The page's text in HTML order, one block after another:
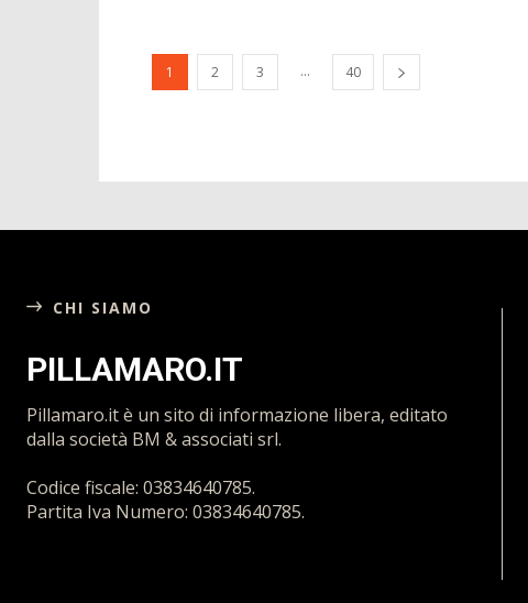
1 2 3 ... 40
CHI SIAMO
PILLAMARO.IT
Pillamaro.it è un sito di informazione libera, editato
dalla società BM & associati srl.
Codice fiscale: 03834640785.
Partita Iva Numero: 03834640785.